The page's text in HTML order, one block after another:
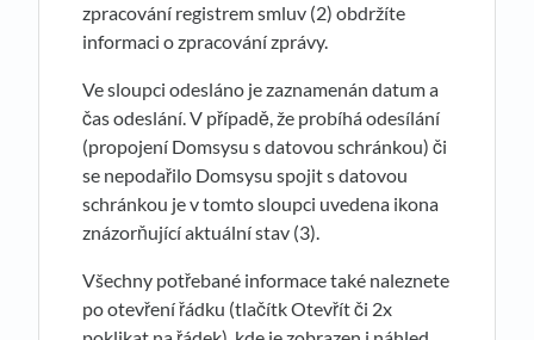
zpracování registrem smluv (2) obdržíte
informaci o zpracování zprávy.
Ve sloupci odesláno je zaznamenán datum a
čas odeslání. V případě, že probíhá odesílání
(propojení Domsysu s datovou schránkou) či
se nepodařilo Domsysu spojit s datovou
schránkou je v tomto sloupci uvedena ikona
znázorňující aktuální stav (3).
Všechny potřebané informace také naleznete
po otevření řádku (tlačítk Otevřít či 2x